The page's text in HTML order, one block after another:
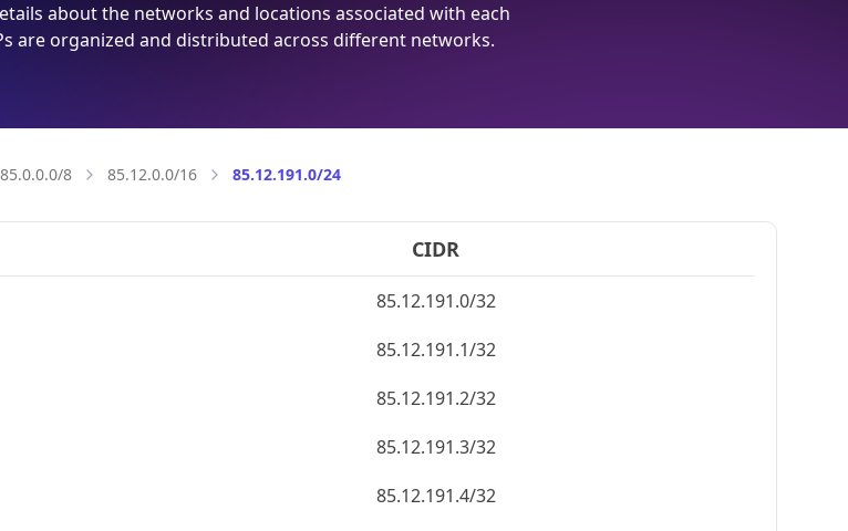
about the networks and locations associated with each
are organized and distributed across different networks.
85.0.0.0/8 85.12.0.0/16 85.12.191.0/24
CIDR
85.12.191.0/32
85.12.191.1/32
85.12.191.2/32
85.12.191.3/32
85.12.191.4/32